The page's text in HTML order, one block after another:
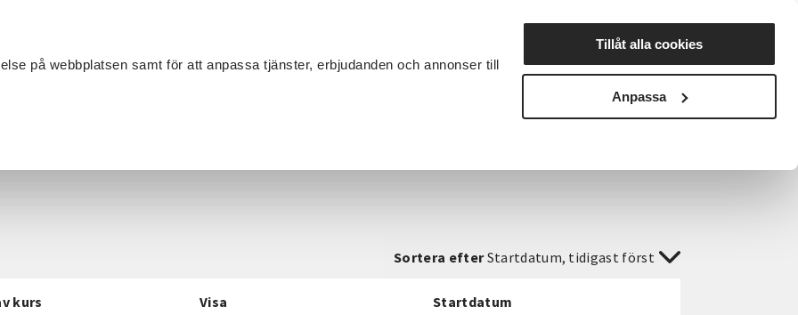
på webbplatsen samt för att anpassa tjänster, erbjudanden och annonser till
Tillåt alla cookies
Anpassa
Nyheter Avdelningar
Sortera efterStartdatum, tidigast först
kurs
Visa
Startdatum